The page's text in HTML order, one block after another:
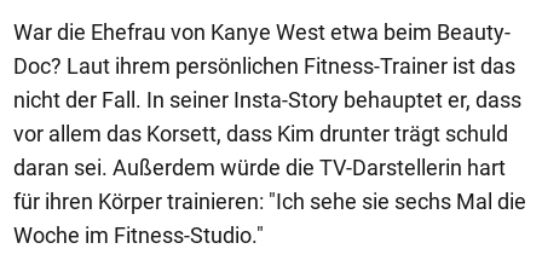
War die Ehefrau von Kanye West etwa beim Beauty-
Doc? Laut ihrem persönlichen Fitness-Trainer ist das
nicht der Fall. In seiner Insta-Story behauptet er, dass
vor allem das Korsett, dass Kim drunter trägt schuld
daran sei. Außerdem würde die TV-Darstellerin hart
für ihren Körper trainieren: "Ich sehe sie sechs Mal die
Woche im Fitness-Studio."